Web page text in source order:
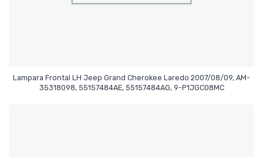
Lampara Frontal LH Jeep Grand Cherokee Laredo 2007/08/09, AM-
35318098, ‎55157484AE, 55157484AG, ‎9-P1JGC08MC
Leer Más